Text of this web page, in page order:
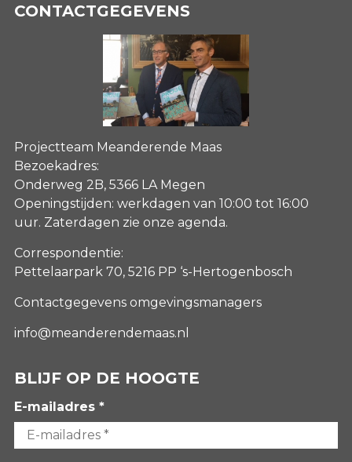
CONTACTGEGEVENS
Projectteam Meanderende Maas
Bezoekadres:
Onderweg 2B, 5366 LA Megen
Openingstijden: werkdagen van 10:00 tot 16:00
uur. Zaterdagen zie onze agenda.
Correspondentie:
Pettelaarpark 70, 5216 PP ‘s-Hertogenbosch
Contactgegevens omgevingsmanagers
info@meanderendemaas.nl
BLIJF OP DE HOOGTE
E-mailadres *